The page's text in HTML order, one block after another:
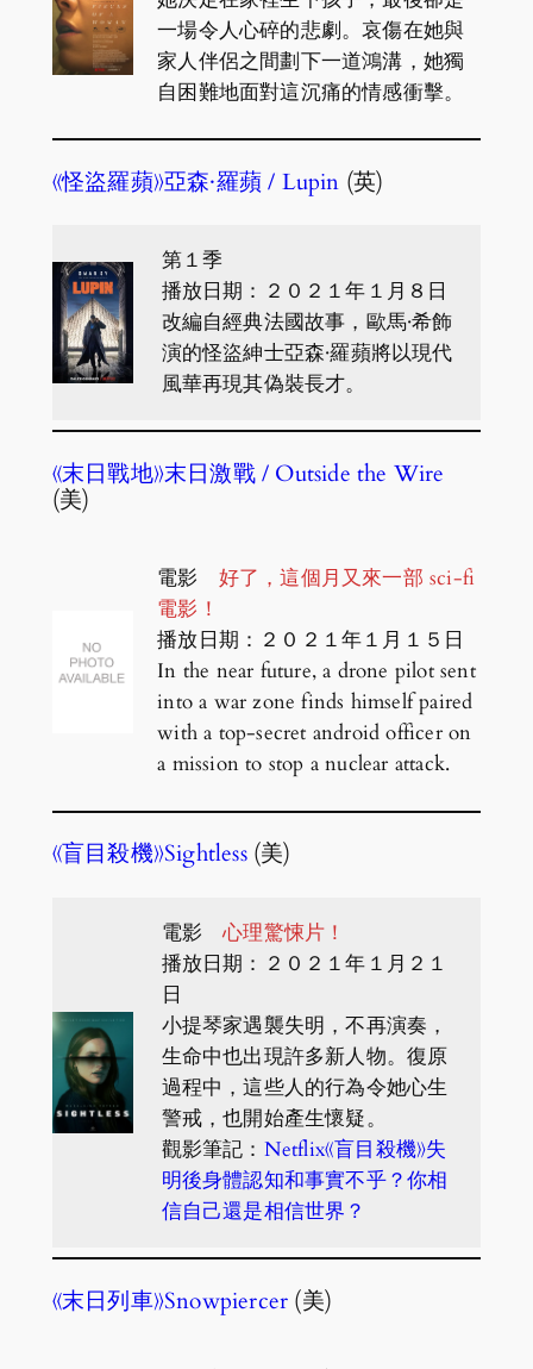
一場令人心碎的悲劇。哀傷在她與
家人伴侶之間劃下一道鴻溝，她獨
自困難地面對這沉痛的情感衝擊。
《怪盜羅蘋》亞森·羅蘋 / Lupin (英)
第１季
播放日期：２０２１年１月８日
改編自經典法國故事，歐馬·希飾
演的怪盜紳士亞森·羅蘋將以現代
風華再現其偽裝長才。
《末日戰地》末日激戰 / Outside the Wire
(美)
電影 好了，這個月又來一部 sci-fi
電影！
播放日期：２０２１年１月１５日
In the near future, a drone pilot sent
into a war zone finds himself paired
with a top-secret android officer on
a mission to stop a nuclear attack.
《盲目殺機》Sightless(美)
電影心理驚悚片！
播放日期：２０２１年１月２１
日
小提琴家遇襲失明，不再演奏，
生命中也出現許多新人物。復原
過程中，這些人的行為令她心生
警戒，也開始產生懷疑。
觀影筆記： Netflix《盲目殺機》失
明後身體認知和事實不乎？你相
信自己還是相信世界？
《末日列車》Snowpiercer (美)